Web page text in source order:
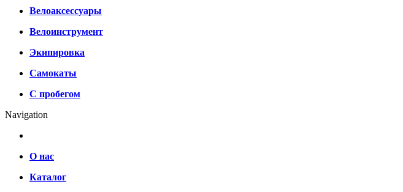
Велоаксессуары
Велоинструмент
Экипировка
Самокаты
С пробегом
Navigation
О нас
Каталог